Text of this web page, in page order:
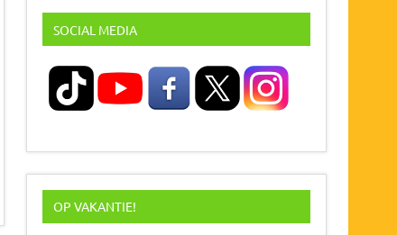
SOCIAL MEDIA
OP VAKANTIE!